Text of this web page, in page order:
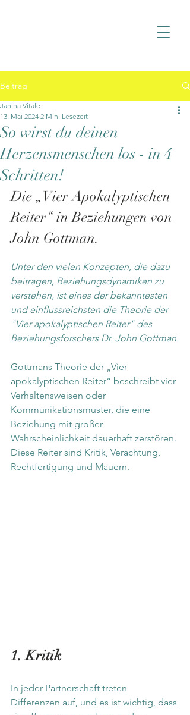
Beitrag
So wirst du deinen
Herzensmenschen los - in 4
Schritten!
Janina Vitale
13. Mai 2024 2 Min. Lesezeit
Die „Vier Apokalyptischen
Reiter“ in Beziehungen von
John Gottman.
Unter den vielen Konzepten, die dazu
beitragen, Beziehungsdynamiken zu
verstehen, ist eines der bekanntesten
und einflussreichsten die Theorie der
"Vier apokalyptischen Reiter" des
Beziehungsforschers Dr. John Gottman.
Gottmans Theorie der „Vier
apokalyptischen Reiter“ beschreibt vier
Verhaltensweisen oder
Kommunikationsmuster, die eine
Beziehung mit großer
Wahrscheinlichkeit dauerhaft zerstören.
Diese Reiter sind Kritik, Verachtung,
Rechtfertigung und Mauern.
1. Kritik
In jeder Partnerschaft treten
Differenzen auf, und es ist wichtig, dass